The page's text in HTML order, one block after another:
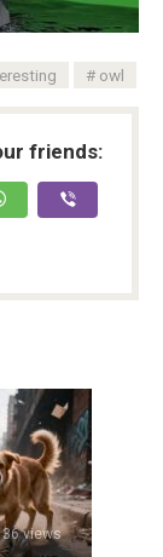
owl
friends:
36 views